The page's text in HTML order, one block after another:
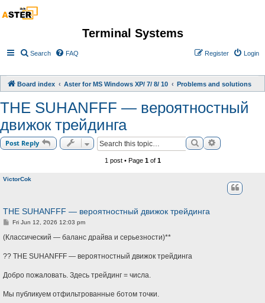
Terminal Systems
Search FAQ Login
Register
Board index Aster for MS Windows XP/ 7/ 8/ 10 Problems and solutions
THE SUHANFFF — вероятностный
движок трейдинга
Post Reply SearchAdvanced
1 post • Page 1of 1
VictorCok
THE SUHANFFF — вероятностный движок трейдинга
P
s
Fri Jun 12, 2026 12:03 pm
(Классический — баланс драйва и серьезности)**
?? THE SUHANFFF — вероятностный движок трейдинга
Добро пожаловать. Здесь трейдинг = числа.
Мы публикуем отфильтрованные ботом точки.